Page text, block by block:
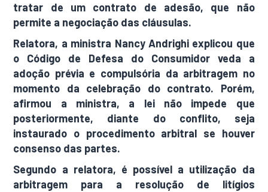
tratar de um contrato de adesão, que não
permite a negociação das cláusulas.
Relatora, a ministra Nancy Andrighi explicou que
o Código de Defesa do Consumidor veda a
adoção prévia e compulsória da arbitragem no
momento da celebração do contrato. Porém,
afirmou a ministra, a lei não impede que
posteriormente, diante do conflito, seja
instaurado o procedimento arbitral se houver
consenso das partes.
Segundo a relatora, é possível a utilização da
arbitragem para a resolução de litígios